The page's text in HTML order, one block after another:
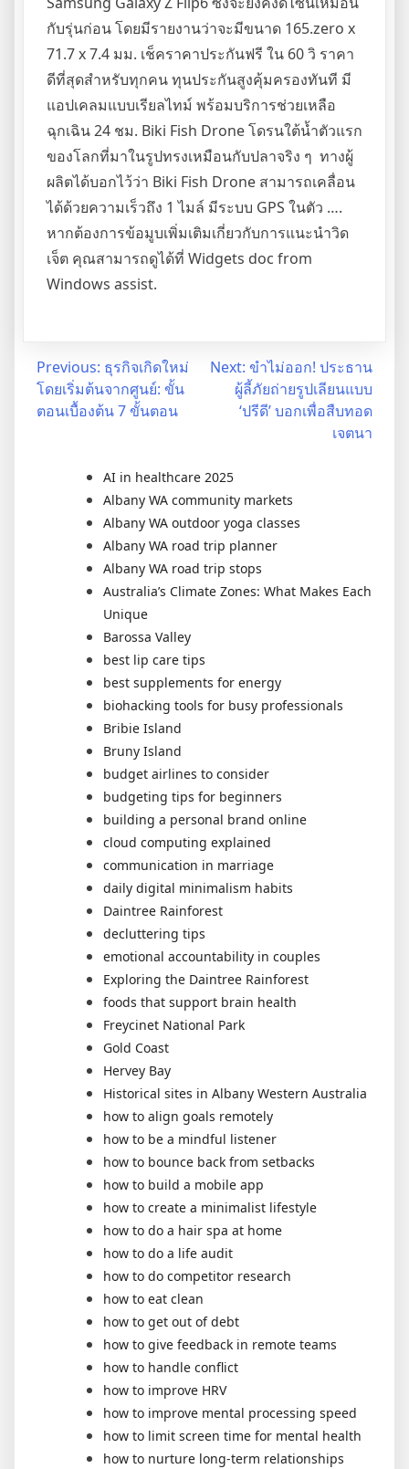
กับรุ่นก่อน โดยมีรายงานว่าจะมีขนาด 165.zero x
71.7 x 7.4 มม. เช็คราคาประกันฟรี ใน 60 วิ ราคา
ดีที่สุดสำหรับทุกคน ทุนประกันสูงคุ้มครองทันที มี
แอปเคลมแบบเรียลไทม์ พร้อมบริการช่วยเหลือ
ฉุกเฉิน 24 ชม. Biki Fish Drone โดรนใต้น้ำตัวแรก
ของโลกที่มาในรูปทรงเหมือนกับปลาจริง ๆ ทางผู้
ผลิตได้บอกไว้ว่า Biki Fish Drone สามารถเคลื่อน
ได้ด้วยความเร็วถึง 1 ไมล์ มีระบบ GPS ในตัว ….
หากต้องการข้อมูบเพิ่มเติมเกี่ยวกับการแนะนำวิด
เจ็ต คุณสามารถดูได้ที่ Widgets doc from
Windows assist.
Post
navigation
Previous: ธุรกิจเกิดใหม่
โดยเริ่มต้นจากศูนย์: ขั้น
ตอนเบื้องต้น 7 ขั้นตอน
Next: ขำไม่ออก! ประธาน
ผู้ลี้ภัยถ่ายรูปเลียนแบบ
‘ปรีดี’ บอกเพื่อสืบทอด
เจตนา
AI in healthcare 2025
Albany WA community markets
Albany WA outdoor yoga classes
Albany WA road trip planner
Albany WA road trip stops
Australia’s Climate Zones: What Makes Each
Unique
Barossa Valley
best lip care tips
best supplements for energy
biohacking tools for busy professionals
Bribie Island
Bruny Island
budget airlines to consider
budgeting tips for beginners
building a personal brand online
cloud computing explained
communication in marriage
daily digital minimalism habits
Daintree Rainforest
decluttering tips
emotional accountability in couples
Exploring the Daintree Rainforest
foods that support brain health
Freycinet National Park
Gold Coast
Hervey Bay
Historical sites in Albany Western Australia
how to align goals remotely
how to be a mindful listener
how to bounce back from setbacks
how to build a mobile app
how to create a minimalist lifestyle
how to do a hair spa at home
how to do a life audit
how to do competitor research
how to eat clean
how to get out of debt
how to give feedback in remote teams
how to handle conflict
how to improve HRV
how to improve mental processing speed
how to limit screen time for mental health
how to nurture long-term relationships